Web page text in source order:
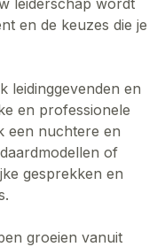
en de keuzes die je
leidinggevenden en
en professionele
een nuchtere en
of
gesprekken en
groeien vanuit